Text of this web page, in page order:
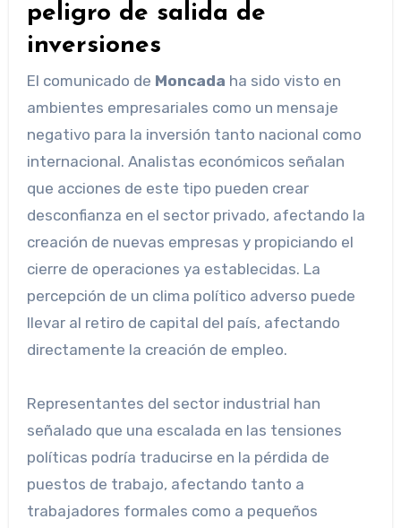
peligro de salida de
inversiones
El comunicado de Moncada ha sido visto en
ambientes empresariales como un mensaje
negativo para la inversión tanto nacional como
internacional. Analistas económicos señalan
que acciones de este tipo pueden crear
desconfianza en el sector privado, afectando la
creación de nuevas empresas y propiciando el
cierre de operaciones ya establecidas. La
percepción de un clima político adverso puede
llevar al retiro de capital del país, afectando
directamente la creación de empleo.
Representantes del sector industrial han
señalado que una escalada en las tensiones
políticas podría traducirse en la pérdida de
puestos de trabajo, afectando tanto a
trabajadores formales como a pequeños